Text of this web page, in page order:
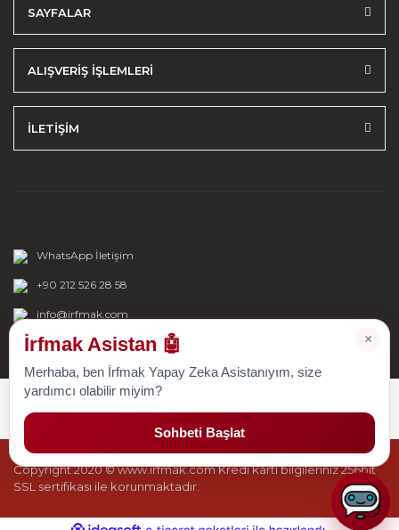
SAYFALAR
ALIŞVERİŞ İŞLEMLERİ
İLETİŞİM
WhatsApp İletişim
+90 212 526 28 58
info@irfmak.com
Copyright 2020 © www.irfmak.com Kredi kartı bilgileriniz 256bit
SSL sertifikası ile korunmaktadır.
×
İrfmak Asistan 🤖
Merhaba, ben İrfmak Yapay Zeka Asistanıyım, size
yardımcı olabilir miyim?
Sohbeti Başlat